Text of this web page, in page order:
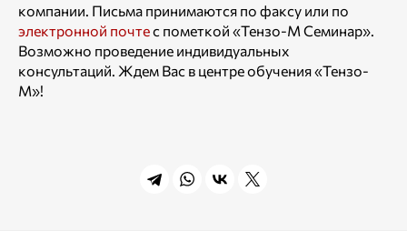
компании. Письма принимаются по факсу или по
электронной почтес пометкой «Тензо-М Семинар».
Возможно проведение индивидуальных
консультаций. Ждем Вас в центре обучения «Тензо-
М»!